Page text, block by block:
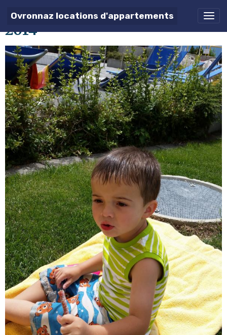
Ovronnaz locations d'appartements
Louis, pique-nique aux bains
2014